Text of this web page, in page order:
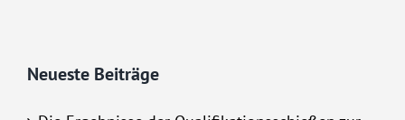
Neueste Beiträge